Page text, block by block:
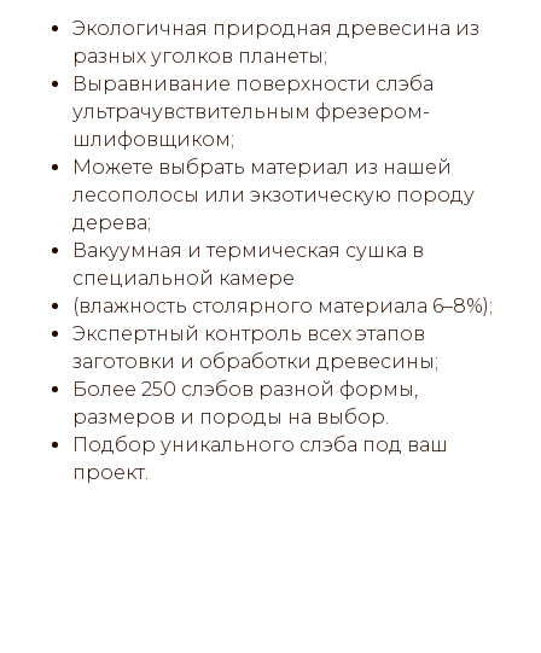
Экологичная природная древесина из
разных уголков планеты;
Выравнивание поверхности слэба
ультрачувствительным фрезером-
шлифовщиком;
Можете выбрать материал из нашей
лесополосы или экзотическую породу
дерева;
Вакуумная и термическая сушка в
специальной камере
(влажность столярного материала 6–8%);
Экспертный контроль всех этапов
заготовки и обработки древесины;
Более 250 слэбов разной формы,
размеров и породы на выбор.
Подбор уникального слэба под ваш
проект.